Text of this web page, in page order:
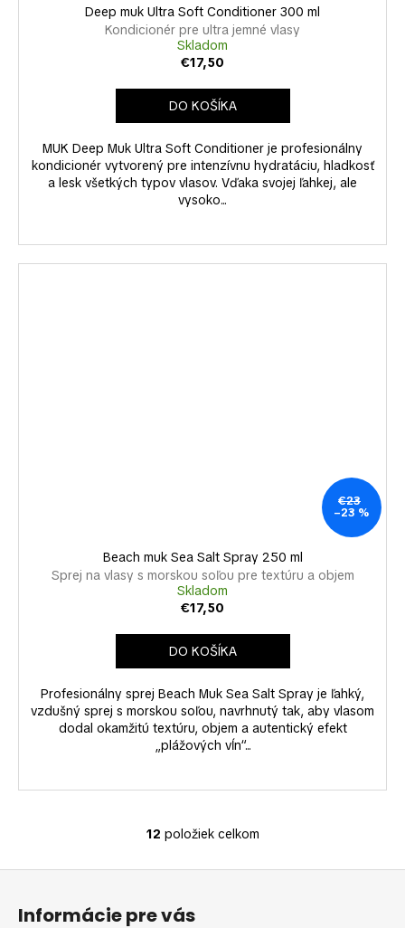
Deep muk Ultra Soft Conditioner 300 ml
Kondicionér pre ultra jemné vlasy
Skladom
€17,50
DO KOŠÍKA
MUK Deep Muk Ultra Soft Conditioner je profesionálny
kondicionér vytvorený pre intenzívnu hydratáciu, hladkosť
a lesk všetkých typov vlasov. Vďaka svojej ľahkej, ale
vysoko...
€23
–23 %
Beach muk Sea Salt Spray 250 ml
Sprej na vlasy s morskou soľou pre textúru a objem
Skladom
€17,50
DO KOŠÍKA
Profesionálny sprej Beach Muk Sea Salt Spray je ľahký,
vzdušný sprej s morskou soľou, navrhnutý tak, aby vlasom
dodal okamžitú textúru, objem a autentický efekt
„plážových vĺn“...
O
v
12 položiek celkom
Informácie pre vás